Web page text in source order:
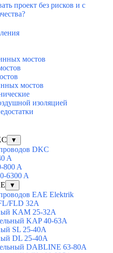
проект без рисков и с
мостов
мостов
изоляцией
▼
DKC
A
800 A
6300 A
▼
EAE Elektrik
FLD 32A
KAM 25-32А
KAP 40-63A
SL 25-40А
DL 25-40А
DABLINE 63-80A